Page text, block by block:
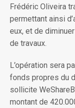
Frédéric Oliveira
permettant ainsi
eux, et de
de travaux.
L’opération sera
fonds propres du
sollicite
montant de